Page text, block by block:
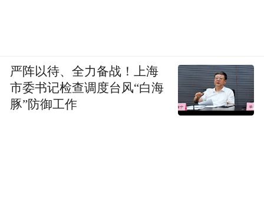
严阵以待、全力备战！上海
市委书记检查调度台风“白海
豚”防御工作